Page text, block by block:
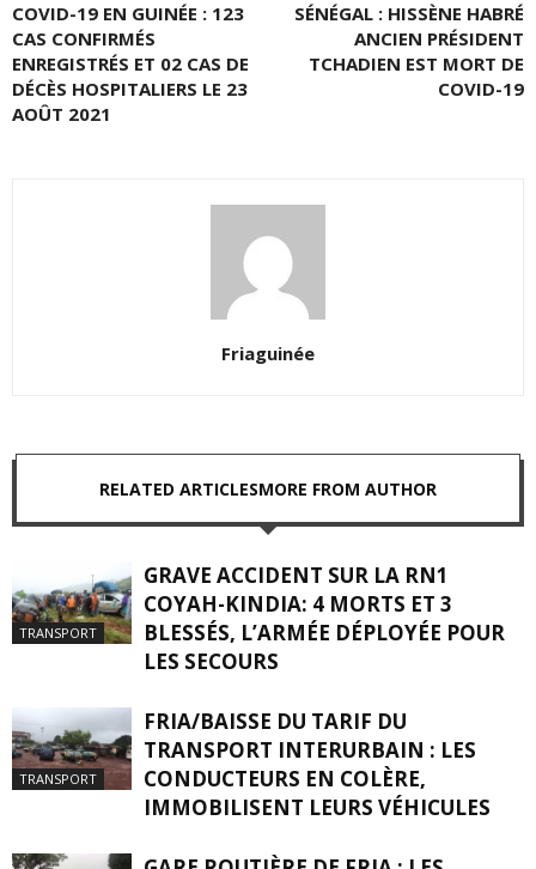
COVID-19 EN GUINÉE : 123
CAS CONFIRMÉS
ENREGISTRÉS ET 02 CAS DE
DÉCÈS HOSPITALIERS LE 23
AOÛT 2021
SÉNÉGAL : HISSÈNE HABRÉ
ANCIEN PRÉSIDENT
TCHADIEN EST MORT DE
COVID-19
Friaguinée
RELATED ARTICLESMORE FROM AUTHOR
TRANSPORT
GRAVE ACCIDENT SUR LA RN1
COYAH-KINDIA: 4 MORTS ET 3
BLESSÉS, L’ARMÉE DÉPLOYÉE POUR
LES SECOURS
TRANSPORT
FRIA/BAISSE DU TARIF DU
TRANSPORT INTERURBAIN : LES
CONDUCTEURS EN COLÈRE,
IMMOBILISENT LEURS VÉHICULES